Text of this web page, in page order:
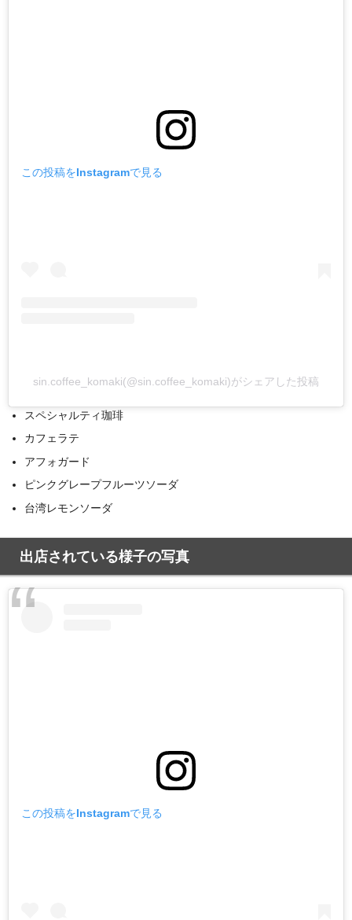
この投稿をInstagramで見る
sin.coffee_komaki(@sin.coffee_komaki)がシェアした投稿
スペシャルティ珈琲
カフェラテ
アフォガード
ピンクグレープフルーツソーダ
台湾レモンソーダ
出店されている様子の写真
この投稿をInstagramで見る